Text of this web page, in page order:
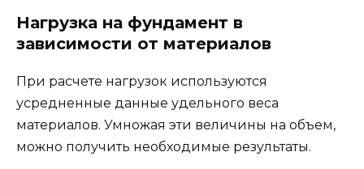
Нагрузка на фундамент в
зависимости от материалов
При расчете нагрузок используются
усредненные данные удельного веса
материалов. Умножая эти величины на объем,
можно получить необходимые результаты.